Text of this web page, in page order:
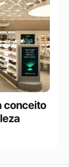
conceito